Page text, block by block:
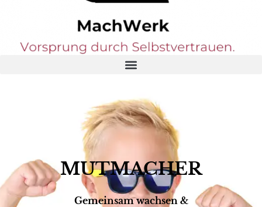
MUTMACHER
Gemeinsam wachsen &